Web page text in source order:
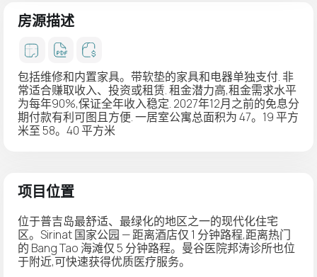
房源描述
包括维修和内置家具。带软垫的家具和电器单独支付. 非
常适合赚取收入、投资或租赁. 租金潜力高,租金需求水平
为每年90%,保证全年收入稳定. 2027年12月之前的免息分
期付款有利可图且方便. 一居室公寓总面积为 47。19 平方
米至 58。40 平方米
项目位置
位于普吉岛最舒适、最绿化的地区之一的现代化住宅
区。Sirinat 国家公园 — 距离酒店仅 1 分钟路程,距离热门
的 Bang Tao 海滩仅 5 分钟路程。曼谷医院邦涛诊所也位
于附近,可快速获得优质医疗服务。